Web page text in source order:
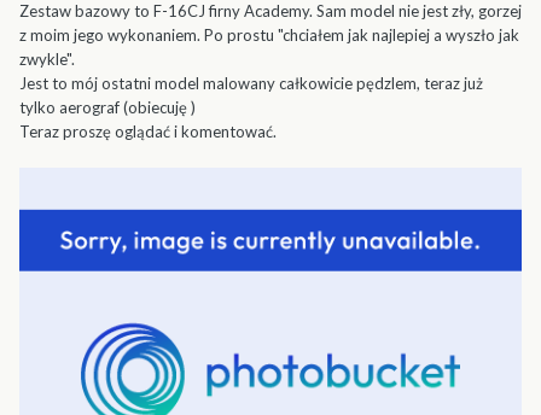
Zestaw bazowy to F-16CJ firny Academy. Sam model nie jest zły, gorzej
z moim jego wykonaniem. Po prostu "chciałem jak najlepiej a wyszło jak
zwykle".
Jest to mój ostatni model malowany całkowicie pędzlem, teraz już
tylko aerograf (obiecuję )
Teraz proszę oglądać i komentować.